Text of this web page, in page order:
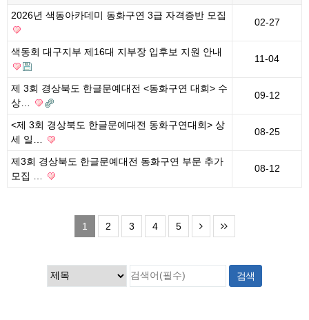
2026년 색동아카데미 동화구연 3급 자격증반 모집
02-27
색동회 대구지부 제16대 지부장 입후보 지원 안내
11-04
제 3회 경상북도 한글문예대전 <동화구연 대회> 수
상…
09-12
<제 3회 경상북도 한글문예대전 동화구연대회> 상
세 일…
08-25
제3회 경상북도 한글문예대전 동화구연 부문 추가
모집 …
08-12
1 2 3 4 5